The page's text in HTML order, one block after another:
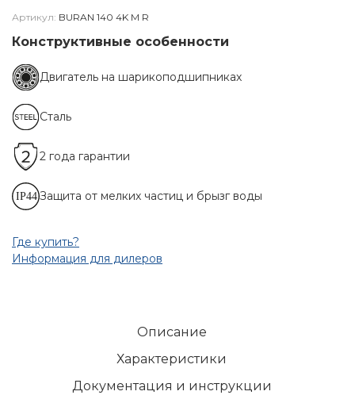
Артикул: BURAN 140 4K M R
Конструктивные особенности
Двигатель на шарикоподшипниках
Сталь
2 года гарантии
Защита от мелких частиц и брызг воды
Где купить?
Информация для дилеров
Описание
Характеристики
Документация и инструкции